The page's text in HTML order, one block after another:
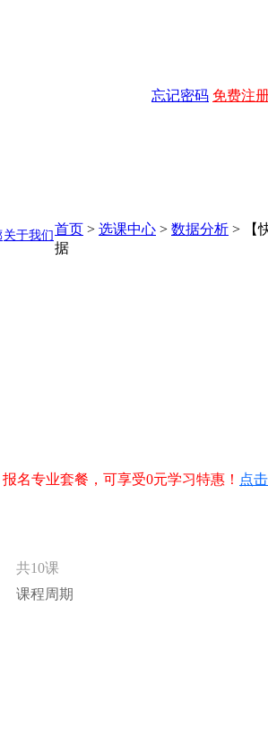
忘记密码 免费注
关于我们首页 > 选课中心 > 数据分析 >
【
据
名专业套餐，可享受0元学习特惠！ 点
共10课
课程周期